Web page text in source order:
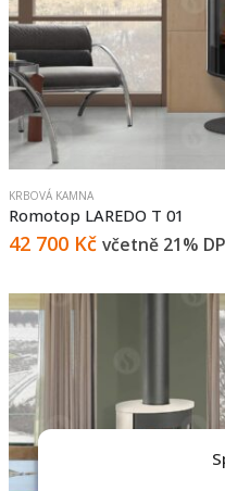
KRBOVÁ KAMNA
Romotop LAREDO T 01
42 700 Kč včetně 21%